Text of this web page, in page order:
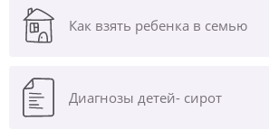
Как взять ребенка в семью
Диагнозы детей- сирот